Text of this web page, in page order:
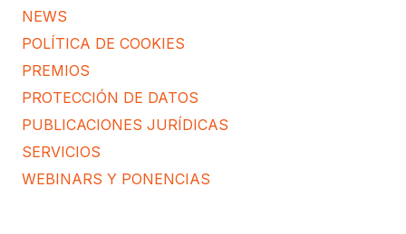
NEWS
POLÍTICA DE COOKIES
PREMIOS
PROTECCIÓN DE DATOS
PUBLICACIONES JURÍDICAS
SERVICIOS
WEBINARS Y PONENCIAS